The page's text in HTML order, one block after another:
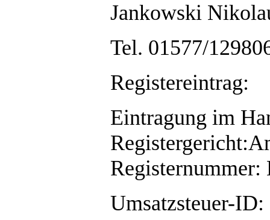
Jankowski
Tel. 01577/
Registereintrag:
Eintragung im
Registernummer:
Umsatzsteuer-ID: